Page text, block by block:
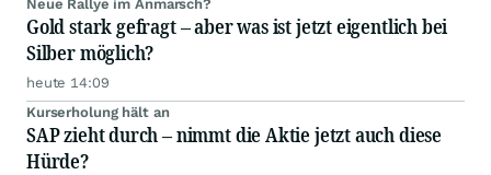
Neue Rallye im Anmarsch?
Gold stark gefragt – aber was ist jetzt eigentlich bei
Silber möglich?
heute 14:09
Kurserholung hält an
SAP zieht durch – nimmt die Aktie jetzt auch diese
Hürde?